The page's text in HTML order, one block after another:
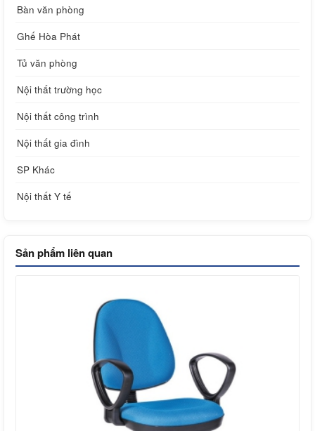
Bàn văn phòng
Ghế Hòa Phát
Tủ văn phòng
Nội thất trường học
Nội thất công trình
Nội thất gia đình
SP Khác
Nội thất Y tế
Sản phẩm liên quan